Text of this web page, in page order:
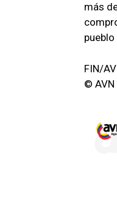
más
FIN/
©